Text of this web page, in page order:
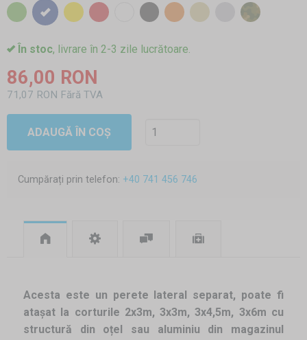
În stoc, livrare în 2-3 zile lucrătoare.
86,00 RON
71,07 RON Fără TVA
ADAUGĂ ÎN COȘ
Cumpărați prin telefon: +40 741 456 746
Acesta este un perete lateral separat, poate fi
atașat la corturile 2x3m, 3x3m, 3x4,5m, 3x6m cu
structură din oțel sau aluminiu din magazinul